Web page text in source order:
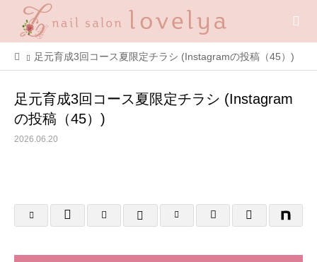
足元育成3回コース夏限定チラシ (Instagramの投稿（45）)
足元育成3回コース夏限定チラシ (Instagram
の投稿（45）)
2026.06.20